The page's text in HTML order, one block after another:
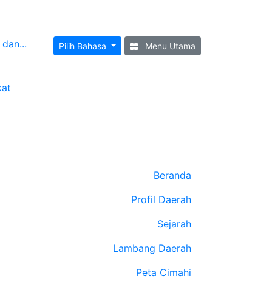
Pilih Bahasa Menu Utama
Beranda
Profil Daerah
Sejarah
Lambang Daerah
Peta Cimahi